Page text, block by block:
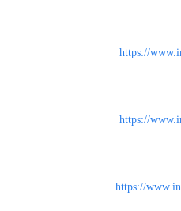
https://
https://
https://